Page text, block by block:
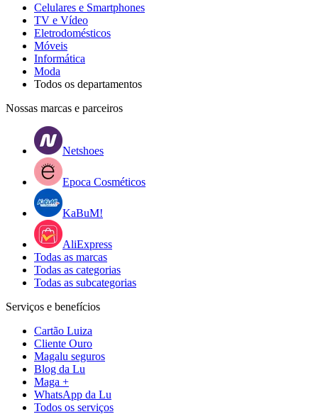
Celulares e Smartphones
TV e Vídeo
Eletrodomésticos
Móveis
Informática
Moda
Todos os departamentos
Nossas marcas e parceiros
Netshoes
Epoca Cosméticos
KaBuM!
AliExpress
Todas as marcas
Todas as categorias
Todas as subcategorias
Serviços e benefícios
Cartão Luiza
Cliente Ouro
Magalu seguros
Blog da Lu
Maga +
WhatsApp da Lu
Todos os serviços